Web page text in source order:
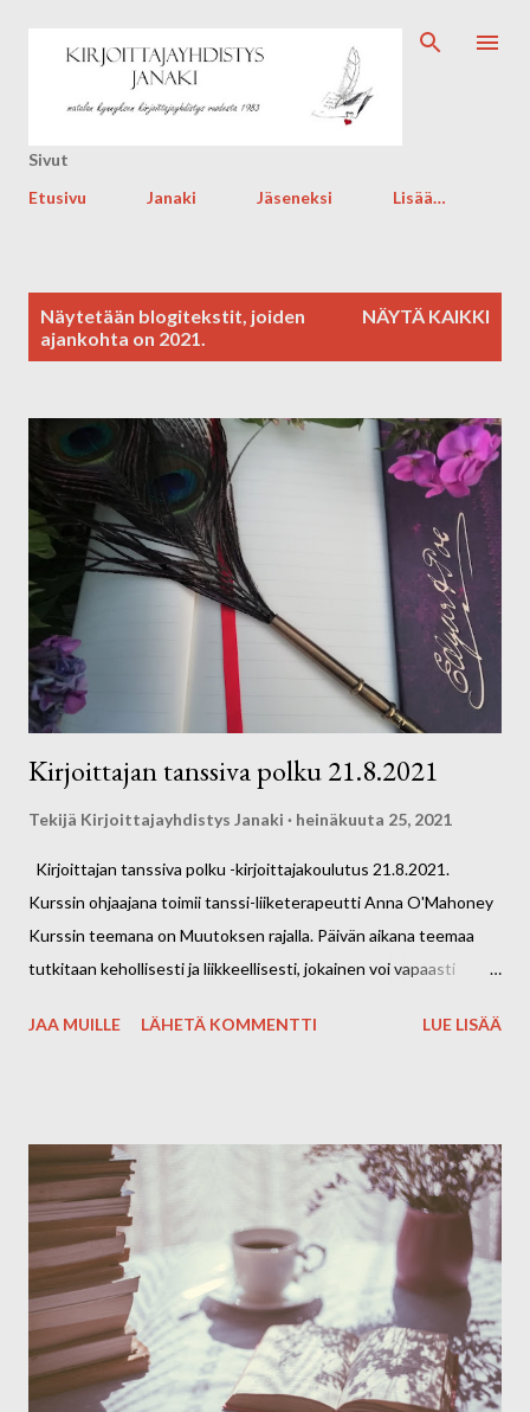
Sivut
Etusivu
Janaki Jäseneksi Lisää…
Näytetään blogitekstit, joiden
ajankohta on 2021.
NÄYTÄ KAIKKI
Kirjoittajan tanssiva polku 21.8.2021
Tekijä Kirjoittajayhdistys Janaki heinäkuuta 25, 2021
Kirjoittajan tanssiva polku -kirjoittajakoulutus 21.8.2021.
Kurssin ohjaajana toimii tanssi-liiketerapeutti Anna O'Mahoney
Kurssin teemana on Muutoksen rajalla. Päivän aikana teemaa
tutkitaan kehollisesti ja liikkeellisesti, jokainen voi vapaasti
tai omaan kirjoitusprosessiin tai tarinan sisältöön. Ryhmäläinen
tutkitaan omia rajoja, turvaa, omia tarpeita ja tarkastellaan myös
mitä rajojen ulkopuolella on. Ryhmä ja tila luo oivalliset puitteet
tutkimiselle ja kokemusten saamiselle. Työskentelyssä
käytetään musiikkia, kuvan tekoa ja kirjoittamista.
Työskentelemme kurssilla klo.11-17. Kurssi on yksipäiväinen,
mutta halutessaan leirikeskuksessa voi yöpyä. Kurssi
järjestetään tänä vuonna Mallinkaisten leirikeskuksessa,
Janakkalassa. Ko...
JAA MUILLE LÄHETÄ KOMMENTTI LUE LISÄÄ